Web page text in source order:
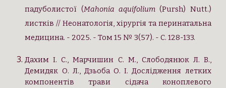
падуболистої (Mahonia aquifolium (Pursh) Nutt.)
листків // Неонатологія, хірургія та перинатальна
медицина. - 2025. - Том 15 № 3(57). - С. 128-133.
Дахим І. С., Марчишин С. М., Слободянюк Л. В.,
Демидяк О. Л., Дзьоба О. І. Дослідження летких
компонентів трави сідача коноплевого